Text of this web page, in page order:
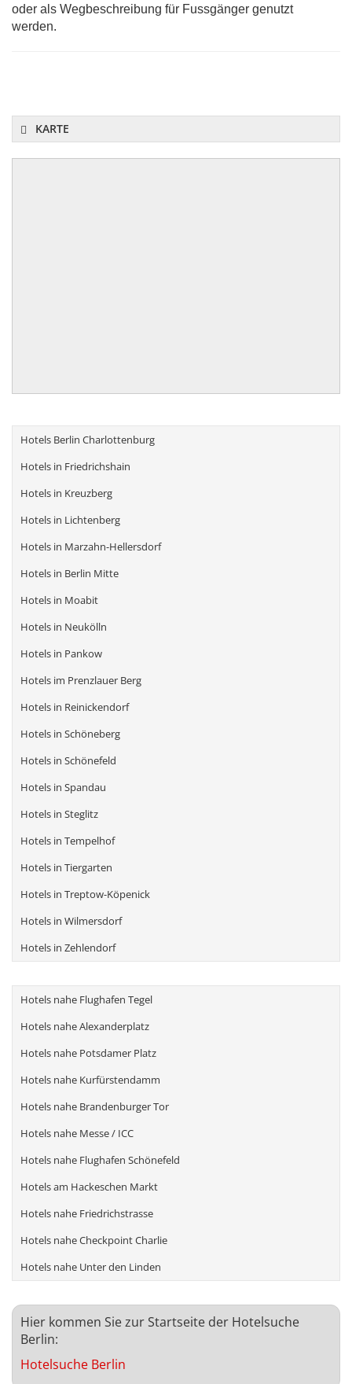
oder als Wegbeschreibung für Fussgänger genutzt
werden.
KARTE
Hotels Berlin Charlottenburg
Hotels in Friedrichshain
Hotels in Kreuzberg
Hotels in Lichtenberg
Hotels in Marzahn-Hellersdorf
Hotels in Berlin Mitte
Hotels in Moabit
Hotels in Neukölln
Hotels in Pankow
Hotels im Prenzlauer Berg
Hotels in Reinickendorf
Hotels in Schöneberg
Hotels in Schönefeld
Hotels in Spandau
Hotels in Steglitz
Hotels in Tempelhof
Hotels in Tiergarten
Hotels in Treptow-Köpenick
Hotels in Wilmersdorf
Hotels in Zehlendorf
Hotels nahe Flughafen Tegel
Hotels nahe Alexanderplatz
Hotels nahe Potsdamer Platz
Hotels nahe Kurfürstendamm
Hotels nahe Brandenburger Tor
Hotels nahe Messe / ICC
Hotels nahe Flughafen Schönefeld
Hotels am Hackeschen Markt
Hotels nahe Friedrichstrasse
Hotels nahe Checkpoint Charlie
Hotels nahe Unter den Linden
Hier kommen Sie zur Startseite der Hotelsuche
Berlin:
Hotelsuche Berlin